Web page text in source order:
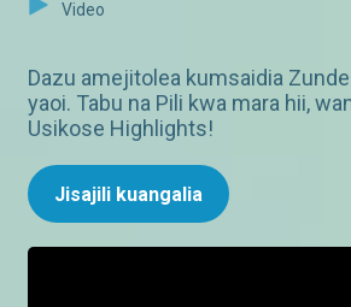
Video
Dazu amejitolea kumsaidia
yaoi. Tabu na Pili kwa mara hii,
Usikose Highlights!
Jisajili kuangalia